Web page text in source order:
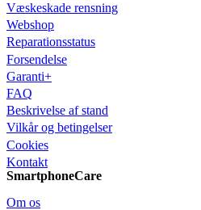
Væskeskade rensning
Webshop
Reparationsstatus
Forsendelse
Garanti+
FAQ
Beskrivelse af stand
Vilkår og betingelser
Cookies
Kontakt
SmartphoneCare
Om os